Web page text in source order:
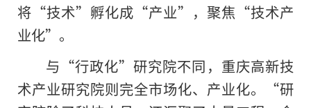
将“技术”孵化成“产业”，聚焦“技术产
业化”。
与“行政化”研究院不同，重庆高新技
术产业研究院则完全市场化、产业化。“研